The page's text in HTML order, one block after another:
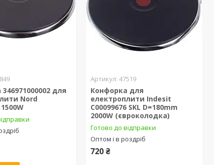
для
Nord
47519
Конфорка для
електроплити Indesit
C00099676 SKL D=180mm
2000W (євроколодка)
Готово до відправки
Оптом і в роздріб
720 ₴